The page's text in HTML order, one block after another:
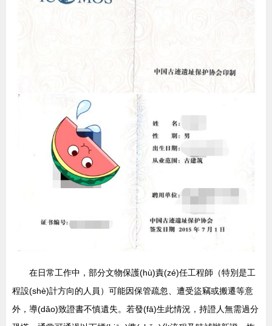
在日常工作中，部分文物保護(hù)責(zé)任工程師（特別是工
程設(shè)計方向的人員）可能因保管疏忽、遭受盜竊或搬遷等意
外，導(dǎo)致證書不慎遺失。若發(fā)生此情況，持證人無需過分